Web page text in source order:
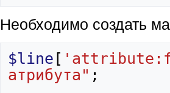
Необходимо создать
$line [
атрибута" ;